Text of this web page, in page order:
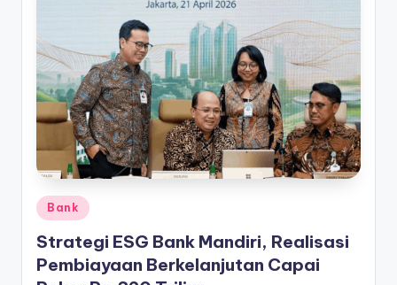
Posted
Bank
Strategi ESG Bank Mandiri, Realisasi
Pembiayaan Berkelanjutan Capai